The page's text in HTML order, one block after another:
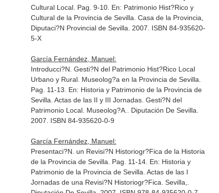
Cultural Local. Pag. 9-10. En: Patrimonio Hist?Rico y
Cultural de la Provincia de Sevilla . Casa de la Provincia,
Diputaci?N Provincial de Sevilla. 2007. ISBN 84-935620-
5-X
García Fernández, Manuel:
Introducci?N. Gesti?N del Patrimonio Hist?Rico Local
Urbano y Rural. Museolog?a en la Provincia de Sevilla.
Pag. 11-13. En: Historia y Patrimonio de la Provincia de
Sevilla. Actas de las II y III Jornadas. Gesti?N del
Patrimonio Local. Museolog?A.
. Diputación De Sevilla.
2007. ISBN 84-935620-0-9
García Fernández, Manuel:
Presentaci?N. un Revisi?N Historiogr?Fica de la Historia
de la Provincia de Sevilla. Pag. 11-14. En: Historia y
Patrimonio de la Provincia de Sevilla. Actas de las I
Jornadas de una Revisi?N Historiogr?Fica . Sevilla,.